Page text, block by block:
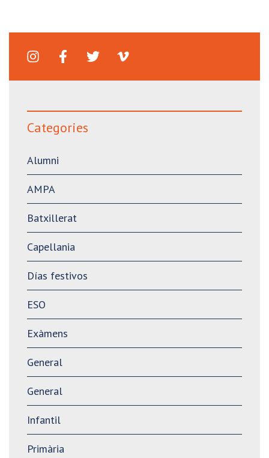
Categories
Alumni
AMPA
Batxillerat
Capellania
Días festivos
ESO
Exàmens
General
General
Infantil
Primària